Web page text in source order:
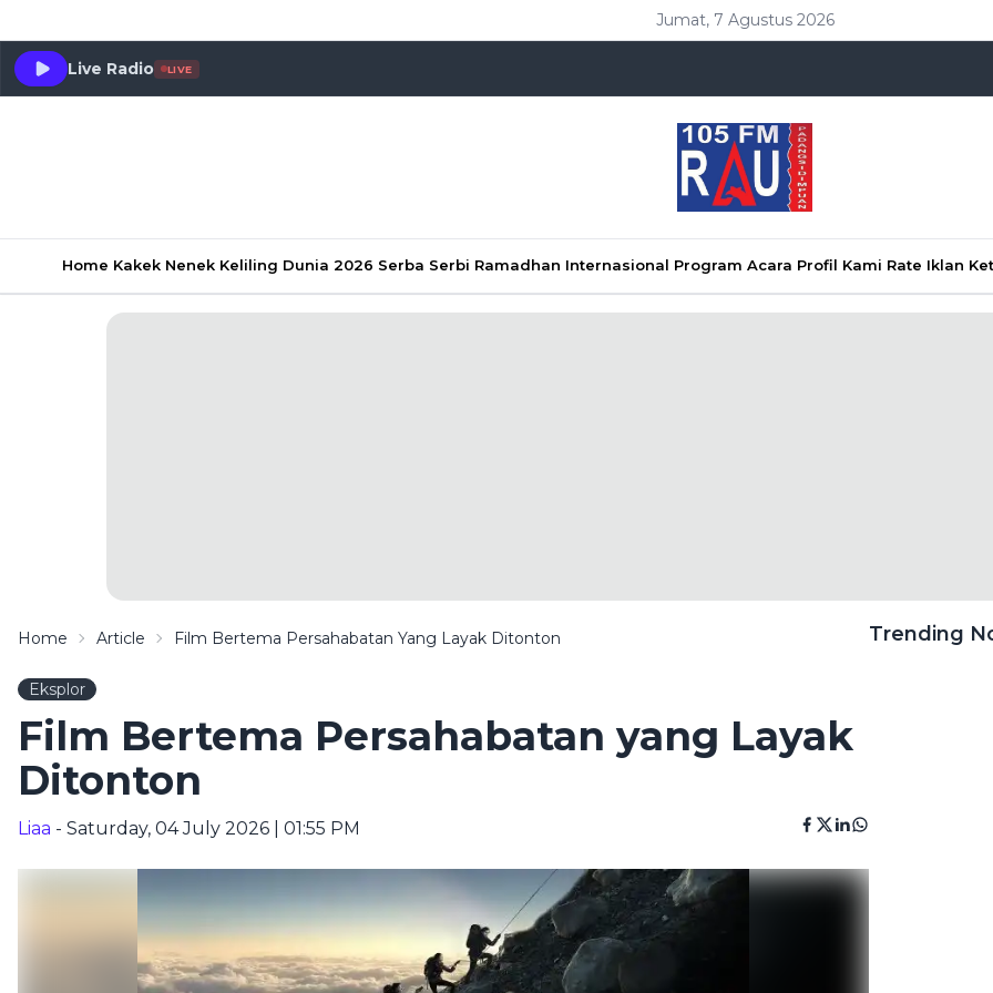
Jumat, 7 Agustus 2026
Live Radio LIVE
Home Kakek Nenek Keliling Dunia 2026 Serba Serbi Ramadhan Internasional Program Acara Profil Kami Rate Iklan
Home Article Film Bertema Persahabatan Yang Layak Ditonton
Eksplor
Film Bertema Persahabatan yang Layak
Ditonton
Liaa - Saturday, 04 July 2026 | 01:55 PM
Trending